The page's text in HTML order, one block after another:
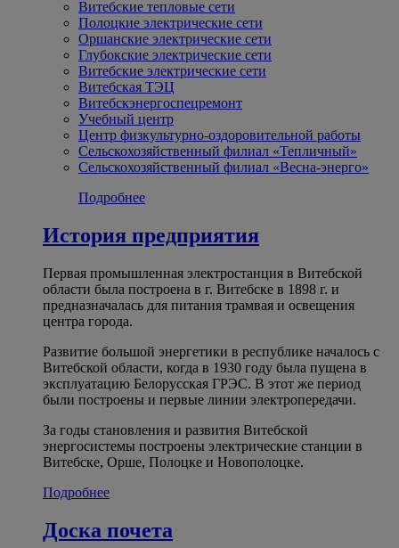
Витебские тепловые сети
Полоцкие электрические сети
Оршанские электрические сети
Глубокские электрические сети
Витебские электрические сети
Витебская ТЭЦ
Витебскэнергоспецремонт
Учебный центр
Центр физкультурно-оздоровительной работы
Сельскохозяйственный филиал «Тепличный»
Сельскохозяйственный филиал «Весна-энерго»
Подробнее
История предприятия
Первая промышленная электростанция в Витебской
области была построена в г. Витебске в 1898 г. и
предназначалась для питания трамвая и освещения
центра города.
Развитие большой энергетики в республике началось с
Витебской области, когда в 1930 году была пущена в
эксплуатацию Белорусская ГРЭС. В этот же период
были построены и первые линии электропередачи.
За годы становления и развития Витебской
энергосистемы построены электрические станции в
Витебске, Орше, Полоцке и Новополоцке.
Подробнее
Доска почета